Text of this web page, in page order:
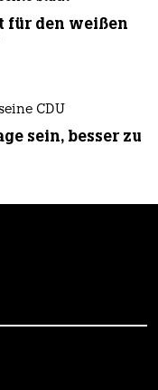
für den weißen
CDU
sein, besser zu